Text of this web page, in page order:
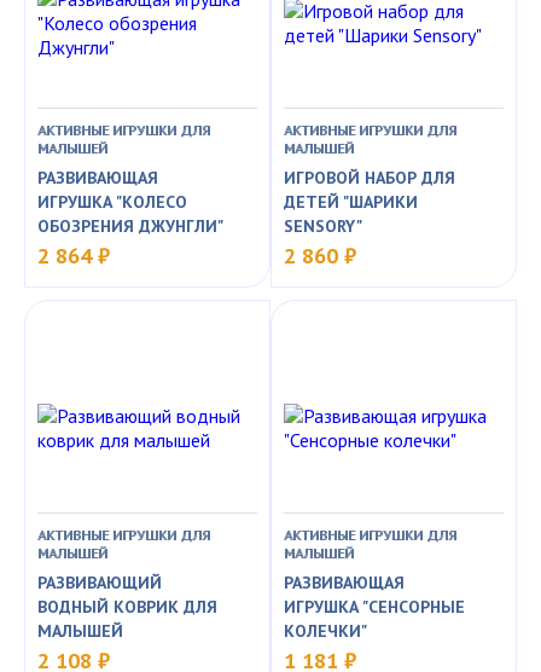
АКТИВНЫЕ ИГРУШКИ ДЛЯ
МАЛЫШЕЙ
РАЗВИВАЮЩАЯ
ИГРУШКА "КОЛЕСО
ОБОЗРЕНИЯ ДЖУНГЛИ"
2 864 ₽
АКТИВНЫЕ ИГРУШКИ ДЛЯ
МАЛЫШЕЙ
ИГРОВОЙ НАБОР ДЛЯ
ДЕТЕЙ "ШАРИКИ
SENSORY"
2 860 ₽
АКТИВНЫЕ ИГРУШКИ ДЛЯ
МАЛЫШЕЙ
РАЗВИВАЮЩИЙ
ВОДНЫЙ КОВРИК ДЛЯ
МАЛЫШЕЙ
2 108 ₽
АКТИВНЫЕ ИГРУШКИ ДЛЯ
МАЛЫШЕЙ
РАЗВИВАЮЩАЯ
ИГРУШКА "СЕНСОРНЫЕ
КОЛЕЧКИ"
1 181 ₽